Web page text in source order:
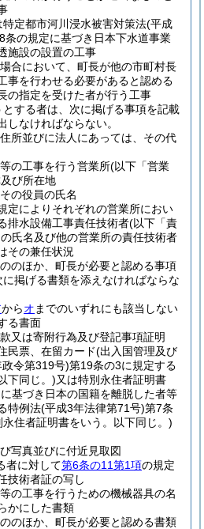
定都市河川浸水被害対策法(平成
条の規定に基づき日本下水道事業
施設の設置の工事
合において、町長が他の市町村長
事を行わせる必要があると認める
の指定を受けた者が行う工事
する者は、次に掲げる事項を記載
しなければならない。
所並びに法人にあっては、その代
の工事を行う営業所(以下「営業
び所在地
の役員の氏名
定によりそれぞれの営業所におい
排水設備工事責任技術者(以下「責
の氏名及び他の営業所の責任技術者
その兼任状況
のほか、町長が必要と認める事項
掲げる書類を添えなければならな
からオ までのいずれにも該当しない
る書面
又は寄附行為及び登記事項証明
民票、在留カード(出入国管理及び
令第319号)第19条の3に規定する
下同じ。)又は特別永住者証明書
基づき日本の国籍を離脱した者等
特例法(平成3年法律第71号)第7条
住者証明書をいう。以下同じ。)
写真並びに付近見取図
者に対して第6条の11第1項の規定
技術者証の写し
の工事を行うための機械器具の名
かにした書類
のほか、町長が必要と認める書類